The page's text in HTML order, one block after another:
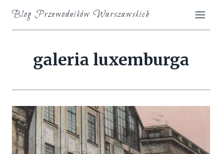
content
Blog Przewodników Warszawskich
galeria luxemburga